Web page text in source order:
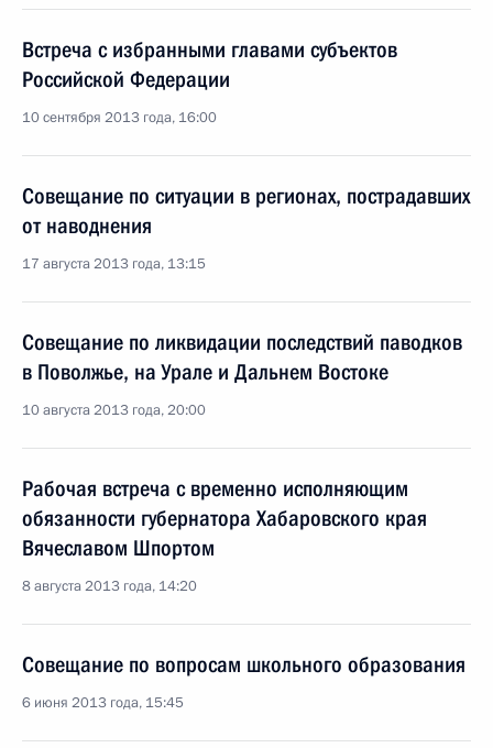
Встреча с избранными главами субъектов
Российской Федерации
10 сентября 2013 года, 16:00
Совещание по ситуации в регионах, пострадавших
от наводнения
17 августа 2013 года, 13:15
Совещание по ликвидации последствий паводков
в Поволжье, на Урале и Дальнем Востоке
10 августа 2013 года, 20:00
Рабочая встреча с временно исполняющим
обязанности губернатора Хабаровского края
Вячеславом Шпортом
8 августа 2013 года, 14:20
Совещание по вопросам школьного образования
6 июня 2013 года, 15:45